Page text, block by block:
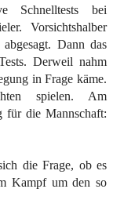
Schnelltests bei
Vorsichtshalber
Dann das
Derweil nahm
in Frage käme.
spielen. Am
für die Mannschaft:
die Frage, ob es
Kampf um den so